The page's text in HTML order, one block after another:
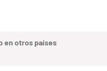
en otros países